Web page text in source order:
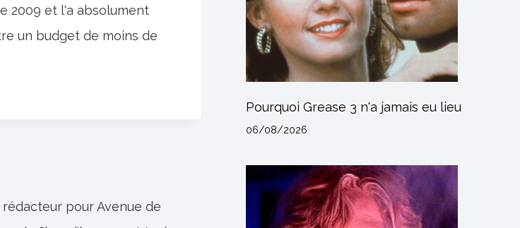
2009 et l'a absolument
un budget de moins de
pour Avenue de
Pourquoi Grease 3 n'a jamais eu lieu
06/08/2026